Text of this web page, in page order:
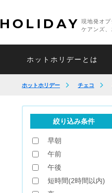
HOLIDAY
現地発オ
ケアンズ、
ホットホリデーとは
ホットホリデー チェコ
絞り込み条件
早朝
午前
午後
短時間(2時間以内)